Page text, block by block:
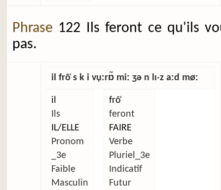
Phrase 122 Ils feront ce qu'ils
pas.
il frõ̜ s k i vụːrɒ̃ miː ʒə n lɪˑz aːd møː
il
Ils
IL/ELLE
Pronom
_3e
Faible
Masculin
frõ̜
feront
FAIRE
Verbe
Pluriel_3e
Indicatif
Futur